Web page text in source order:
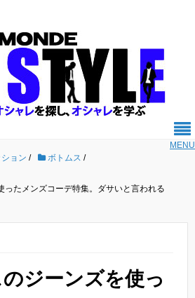
MENU
ョン / ボトムス /
ったメンズコーデ特集。ダサいと言われる
ジーンズを使っ